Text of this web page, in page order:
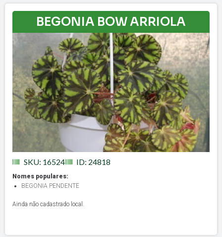
BEGONIA BOW ARRIOLA
SKU: 16524 ID: 24818
Nomes populares:
BEGONIA PENDENTE
Ainda não cadastrado local.